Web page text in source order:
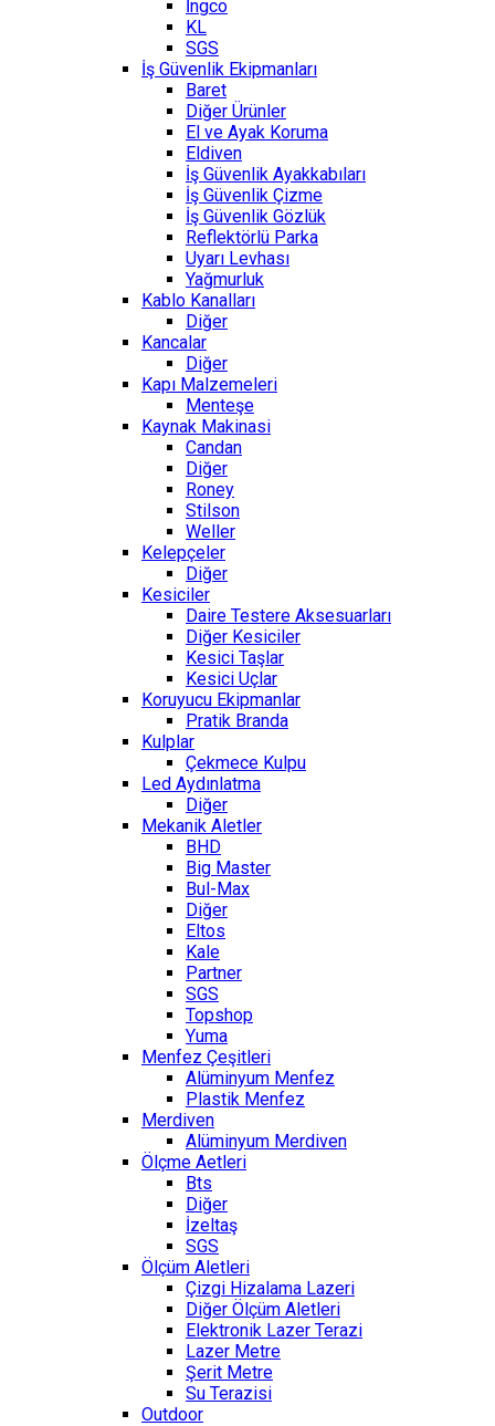
İngco
KL
SGS
İş Güvenlik Ekipmanları
Baret
Diğer Ürünler
El ve Ayak Koruma
Eldiven
İş Güvenlik Ayakkabıları
İş Güvenlik Çizme
İş Güvenlik Gözlük
Reflektörlü Parka
Uyarı Levhası
Yağmurluk
Kablo Kanalları
Diğer
Kancalar
Diğer
Kapı Malzemeleri
Menteşe
Kaynak Makinasi
Candan
Diğer
Roney
Stilson
Weller
Kelepçeler
Diğer
Kesiciler
Daire Testere Aksesuarları
Diğer Kesiciler
Kesici Taşlar
Kesici Uçlar
Koruyucu Ekipmanlar
Pratik Branda
Kulplar
Çekmece Kulpu
Led Aydınlatma
Diğer
Mekanik Aletler
BHD
Big Master
Bul-Max
Diğer
Eltos
Kale
Partner
SGS
Topshop
Yuma
Menfez Çeşitleri
Alüminyum Menfez
Plastik Menfez
Merdiven
Alüminyum Merdiven
Ölçme Aetleri
Bts
Diğer
İzeltaş
SGS
Ölçüm Aletleri
Çizgi Hizalama Lazeri
Diğer Ölçüm Aletleri
Elektronik Lazer Terazi
Lazer Metre
Şerit Metre
Su Terazisi
Outdoor